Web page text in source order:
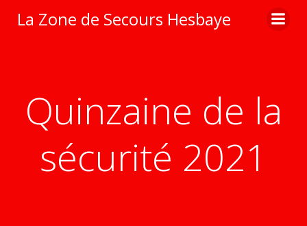
au
La Zone de Secours Hesbaye
Quinzaine de la
sécurité 2021